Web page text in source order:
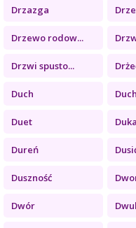
Drzazga
Drzewo rodow...
Drzwi spusto...
Duch
Duet
Dureń
Duszność
Dwór